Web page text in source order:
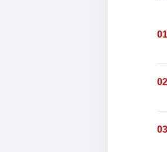
01
02
03